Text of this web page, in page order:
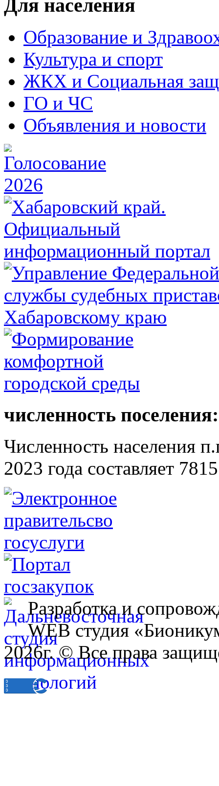
Для населения
Образование и
Культура и спорт
ЖКХ и Социальная
ГО и ЧС
Объявления и новости
численность поселения:
Численность населения
2023 года составляет
Разработка и
WEB студия
2026г. © Все права